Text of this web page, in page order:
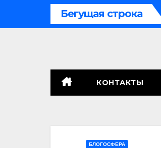
Бегущая строка
сенат принимает по Грэму закон
КОНТАКТЫ
БЛОГОСФЕРА